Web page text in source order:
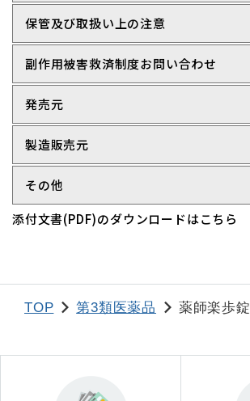
保管及び取扱い上の注意
副作用被害救済制度お問い合わせ
発売元
製造販売元
その他
添付文書(PDF)のダウンロードはこちら
TOP 第3類医薬品 薬師楽歩錠